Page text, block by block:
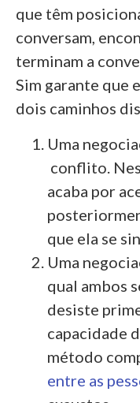
que têm
conversam,
terminam a
Sim garante que
dois caminhos
Uma
conflito.
acaba por
que ela se
Uma
qual ambos
desiste
capacidade
método
entre as